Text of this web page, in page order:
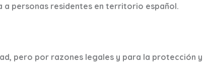
personas residentes en territorio español.
pero por razones legales y para la protección y